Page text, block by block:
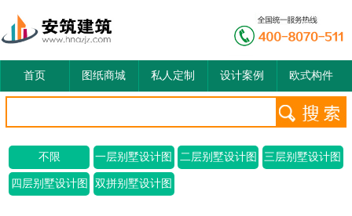
首页 图纸商城 私人定制 设计案例 欧式构件
不限 一层别墅设计图 二层别墅设计图 三层别墅设计图
四层别墅设计图 双拼别墅设计图